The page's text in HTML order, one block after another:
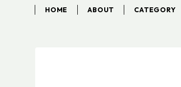
HOME ABOUT CATEGORY